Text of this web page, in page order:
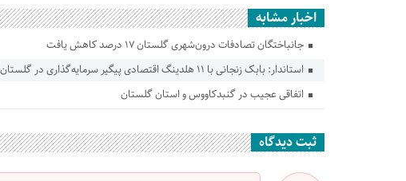
اخبار مشابه
جانباختگان تصادفات درون‌شهری گلستان ۱۷ درصد کاهش یافت
استاندار: بابک زنجانی با ۱۱ هلدینگ اقتصادی پیگیر سرمایه‌گذاری در گلستان است
اتفاقی عجیب در‌ گنبدکاووس و استان گلستان
ثبت دیدگاه